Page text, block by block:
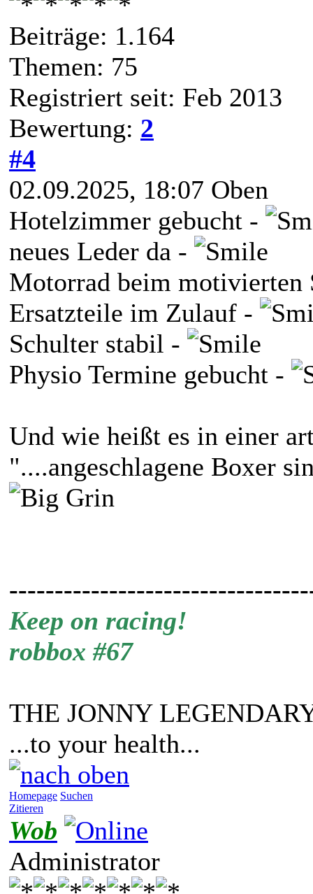
Beiträge: 1.164
Themen: 75
Registriert seit: Feb 2013
Bewertung: 2
#4
02.09.2025, 18:07 Oben
Hotelzimmer gebucht -
neues Leder da -
Motorrad beim motivierten
Ersatzteile im Zulauf -
Schulter stabil -
Physio Termine gebucht -
Und wie heißt es in einer
"....angeschlagene Boxer
Keep on racing!
robbox #67
THE JONNY
...to your health...
Homepage Suchen
Zitieren
Wob
Administrator